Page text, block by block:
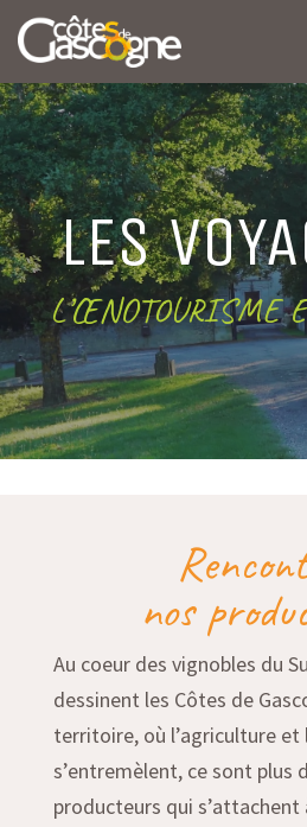
LES
L’ŒNOTOURISME
nos
Au coeur des vignobles du
dessinent les Côtes de
territoire, où l’agriculture
s’entremèlent, ce sont plus
producteurs qui s’attachent